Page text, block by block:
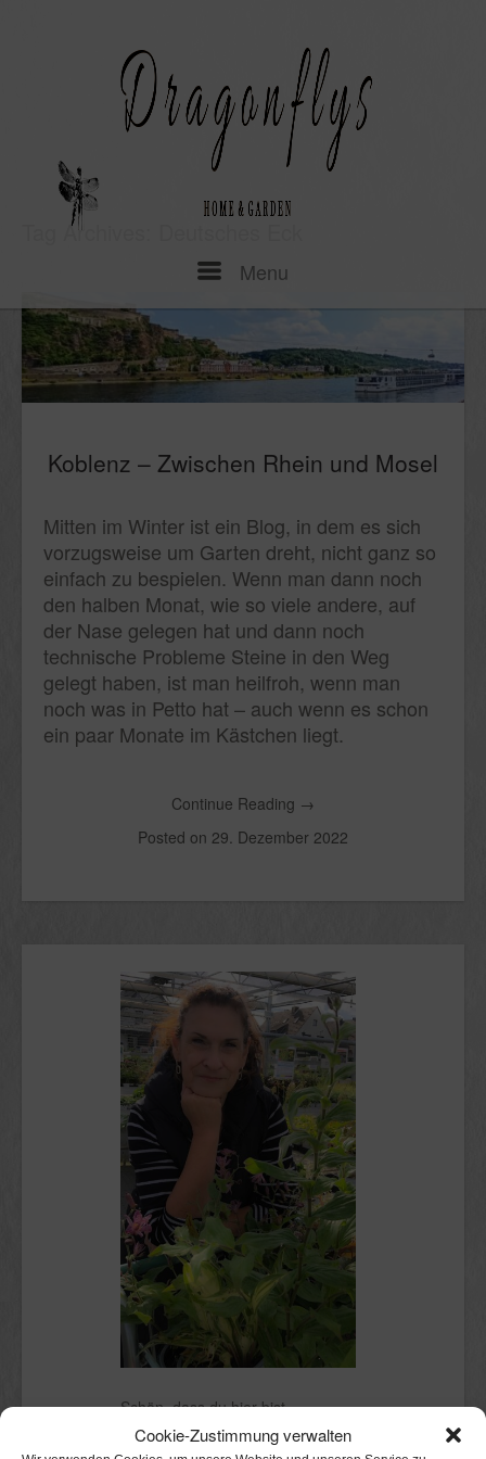
Cookie-Zustimmung verwalten
Menu
Tag Archives:
Koblenz – Zwischen Rhein und Mosel
Mitten im Winter ist ein Blog, in dem es sich
vorzugsweise um Garten dreht, nicht ganz so
einfach zu bespielen. Wenn man dann noch
den halben Monat, wie so viele andere, auf
der Nase gelegen hat und dann noch
technische Probleme Steine in den Weg
gelegt haben, ist man heilfroh, wenn man
noch was in Petto hat – auch wenn es schon
ein paar Monate im Kästchen liegt.
Continue Reading →
Posted on 29. Dezember 2022
Schön, dass du hier bist.
Ich bin Claudia.